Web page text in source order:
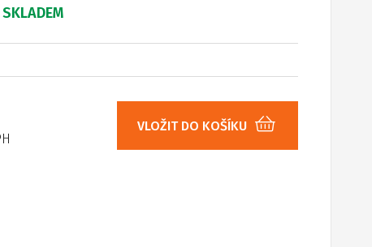
SKLADEM
VLOŽIT DO KOŠÍKU